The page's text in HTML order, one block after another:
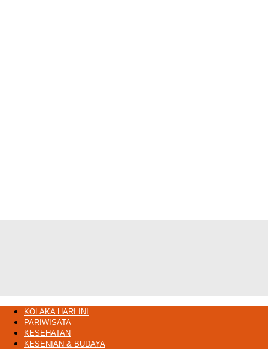
KOLAKA HARI INI
PARIWISATA
KESEHATAN
KESENIAN & BUDAYA